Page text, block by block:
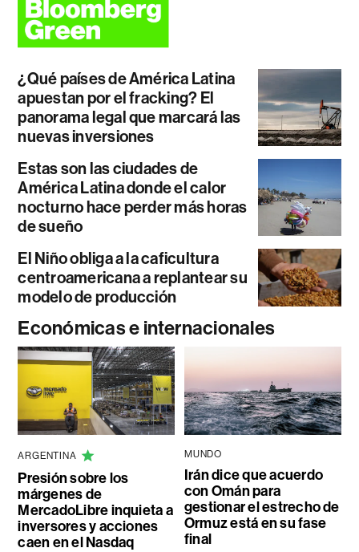
¿Qué países de América Latina
apuestan por el fracking? El
panorama legal que marcará las
nuevas inversiones
Estas son las ciudades de
América Latina donde el calor
nocturno hace perder más horas
de sueño
El Niño obliga a la caficultura
centroamericana a replantear su
modelo de producción
Económicas e internacionales
ARGENTINA
Presión sobre los
márgenes de
MercadoLibre inquieta a
inversores y acciones
caen en el Nasdaq
MUNDO
Irán dice que acuerdo
con Omán para
gestionar el estrecho de
Ormuz está en su fase
final